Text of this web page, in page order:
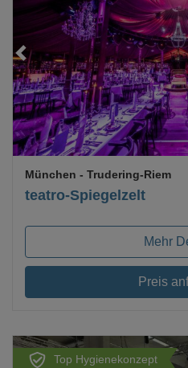
teatro-Spiegelzelt
München - Trudering-Riem
Mehr
Preis
Top Hygienekonzept